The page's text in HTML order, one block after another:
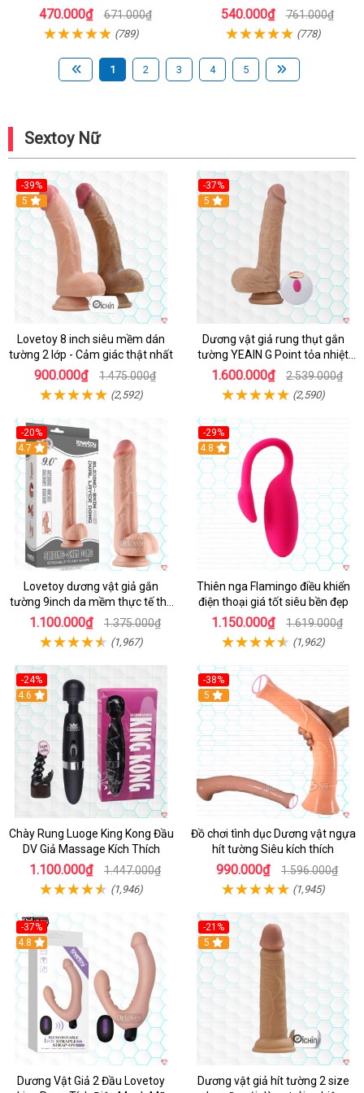
470.000₫ 671.000₫
(789)
Lượng
540.000₫ 761.000₫
(778)
1 2 3 4 5
Sextoy Nữ
-39%
Hot
5
Lovetoy 8 inch siêu mềm dán
tường 2 lớp - Cảm giác thật nhất
900.000₫ 1.475.000₫
(2,592)
-37%
5
Dương vật giả rung thụt gắn
tường YEAIN G Point tỏa nhiệt
điều khiển từ xa
1.600.000₫ 2.539.000₫
(2,590)
-20%
Hot
4.7
Lovetoy dương vật giả gắn
tường 9inch da mềm thực tế thú
vị
1.100.000₫ 1.375.000₫
(1,967)
-29%
Hot
4.8
Thiên nga Flamingo điều khiển
điện thoại giá tốt siêu bền đẹp
1.150.000₫ 1.619.000₫
(1,962)
-24%
4.6
Chày Rung Luoge King Kong Đầu
DV Giả Massage Kích Thích
1.100.000₫ 1.447.000₫
(1,946)
-38%
Hot
5
Đồ chơi tình dục Dương vật ngựa
hít tường Siêu kích thích
990.000₫ 1.596.000₫
(1,945)
-37%
Hot
4.8
Dương Vật Giả 2 Đầu Lovetoy
-21%
Hot
5
Dương vật giả hít tường 2 size